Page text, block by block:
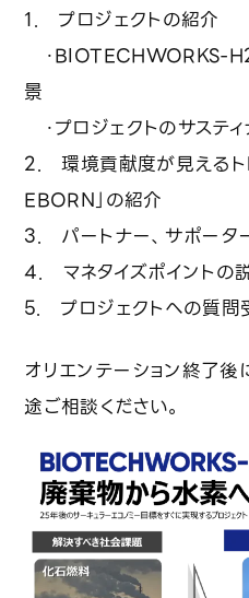
プ
1. プロジェクトの紹介
・BIOTECHWORKS-
景
・プロジェクトのサステ
2. 環境貢献度が見えるト
EBORN」の紹介
3. パートナー、サポータ
4. マネタイズポイントの
5. プロジェクトへの質問
オリエンテーション終了
途ご相談ください。